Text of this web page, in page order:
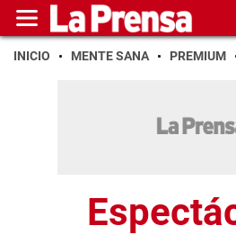
INICIO MENTE SANA PREMIUM